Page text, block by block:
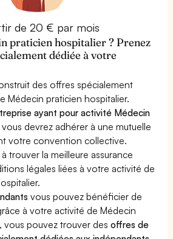
de 20 € par mois
praticien hospitalier ? Prenez
dédiée à votre
des offres spécialement
Médecin praticien hospitalier.
ayant pour activité Médecin
vous devrez adhérer à une mutuelle
votre convention collective.
trouver la meilleure assurance
légales liées à votre activité de
vous pouvez bénéficier de
à votre activité de Médecin
vous pouvez trouver desoffres de